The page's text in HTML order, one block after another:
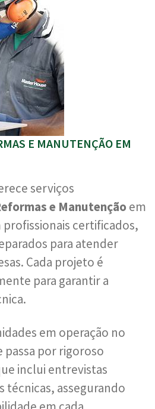
E MANUTENÇÃO EM
serviços
e Manutenção em
profissionais certificados,
para atender
Cada projeto é
para garantir a
em operação no
passa por rigoroso
inclui entrevistas
técnicas, assegurando